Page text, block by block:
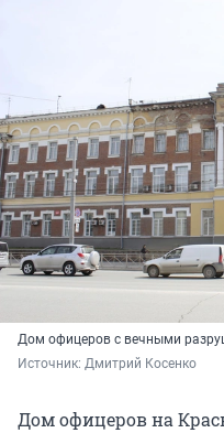
Дом офицеров с вечными
Источник: Дмитрий Косенко
Дом офицеров на